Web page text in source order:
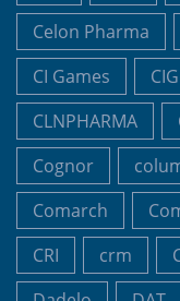
Celon Pharma
CI Games
CIG
CLNPHARMA
Cognor
Comarch
CRI
crm